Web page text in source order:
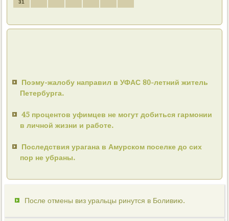
31
Поэму-жалобу направил в УФАС 80-летний житель
Петербурга.
45 процентов уфимцев не могут добиться гармонии
в личной жизни и работе.
Последствия урагана в Амурском поселке до сих
пор не убраны.
После отмены виз уральцы ринутся в Боливию.